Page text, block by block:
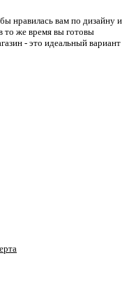
нравилась вам по дизайну и
то же время вы готовы
- это идеальный вариант